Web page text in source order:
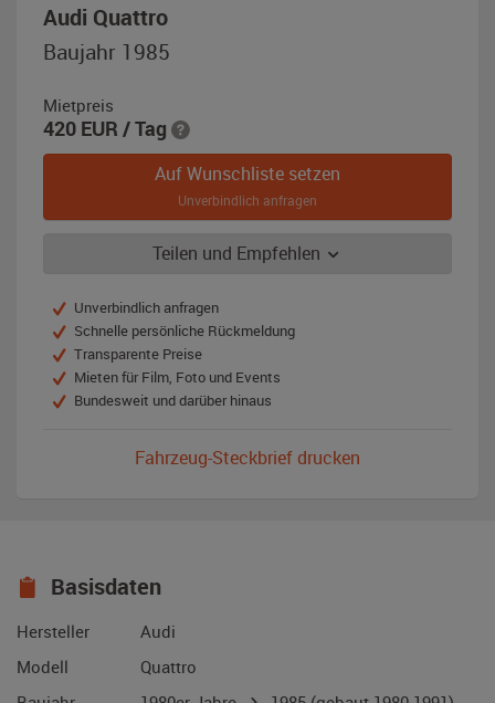
Audi Quattro,
Baujahr
metallic
Baujahr 1985
Mietpreis
420 EUR / Tag
Auf Wunschliste setzen
Unverbindlich anfragen
Teilen und Empfehlen
Unverbindlich anfragen
Schnelle persönliche Rückmeldung
Transparente Preise
Mieten für Film, Foto und Events
Bundesweit und darüber hinaus
Fahrzeug-Steckbrief drucken
Basisdaten
Hersteller
Audi
Modell
Quattro